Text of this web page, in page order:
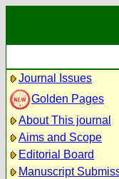
Journal Issues
Golden Pages
About This journal
Aims and Scope
Editorial Board
Manuscript